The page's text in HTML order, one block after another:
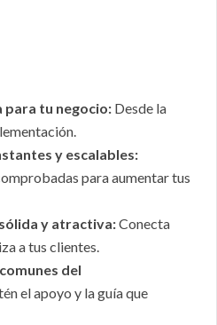
para tu negocio: Desde la
y escalables:
para aumentar tus
y atractiva:Conecta
a tus clientes.
del
el apoyo y la guía que